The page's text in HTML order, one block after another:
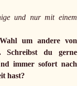
und nur mit einem
um andere von
Schreibst du gerne
immer sofort nach
hast?